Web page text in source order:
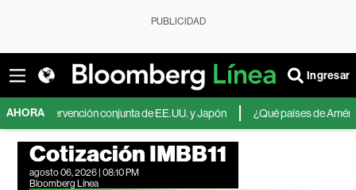
PUBLICIDAD
Ingresar
AHORA
intervención conjunta de EE.UU. y Japón ¿Qué países de América
Cotización IMBB11
agosto 06, 2026 | 08:10 PM
Bloomberg Línea